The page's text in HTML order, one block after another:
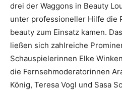
drei der Waggons in Beauty
unter professioneller Hilfe die
beauty zum Einsatz kamen.
ließen sich zahlreiche
Schauspielerinnen Elke
die Fernsehmoderatorinnen
König, Teresa Vogl und Sasa